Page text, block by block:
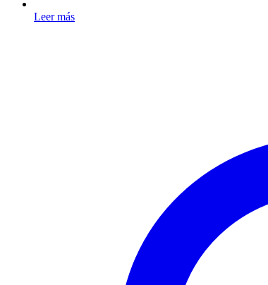
Leer más